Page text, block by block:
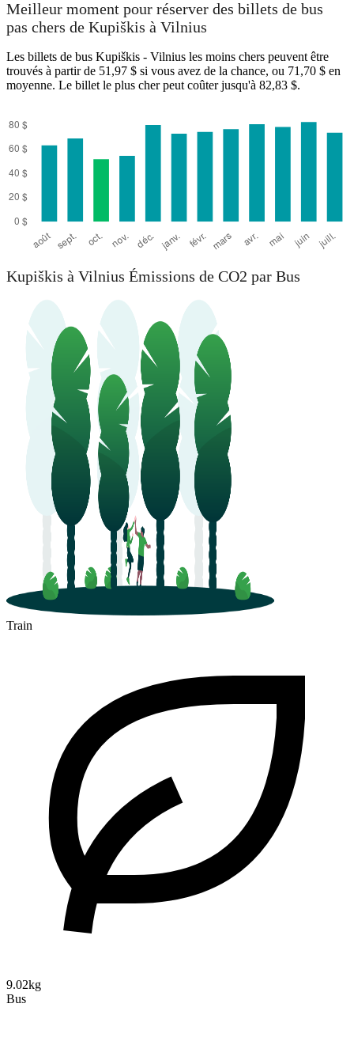
Meilleur moment pour réserver des billets de bus
pas chers de Kupiškis à Vilnius
Les billets de bus Kupiškis - Vilnius les moins chers peuvent être
trouvés à partir de 51,97 $ si vous avez de la chance, ou 71,70 $ en
moyenne. Le billet le plus cher peut coûter jusqu'à 82,83 $.
Kupiškis à Vilnius Émissions de CO2 par Bus
Train
9.02kg
Bus